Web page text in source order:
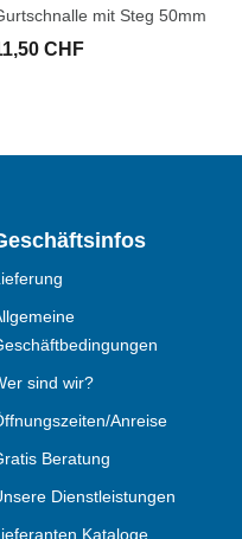
mit Steg 50mm
CHF
sind wir?
Anreise
Beratung
Dienstleistungen
Kataloge